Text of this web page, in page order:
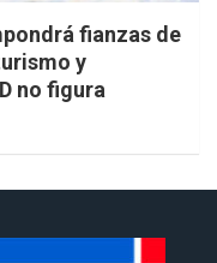
fianzas de
y
no figura